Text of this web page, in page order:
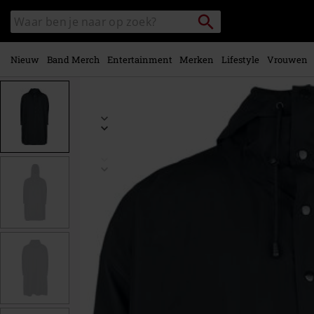
naar
hoofdinhoud
Zoek
in
catalogus
Packstation
zoeken
Nieuw Band Merch Entertainment Merken Lifestyle Vrouwen
www.large.be/p/regenjas/581403St.html